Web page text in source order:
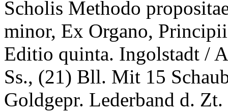
Scholis Methodo
minor, Ex Organo,
Editio quinta. Ingolstadt /
Ss., (21) Bll. Mit 15
Goldgepr. Lederband d.